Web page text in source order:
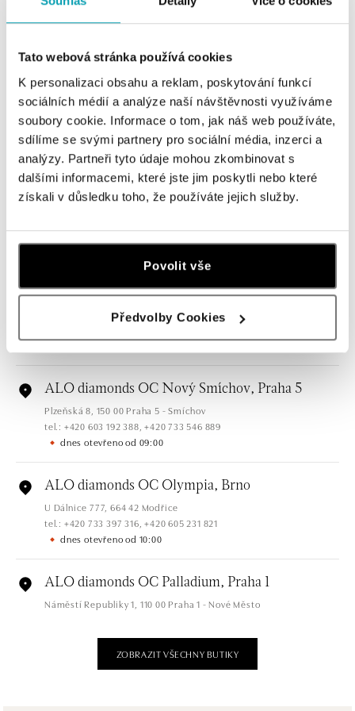
Tato webová stránka používá cookies
K personalizaci obsahu a reklam, poskytování funkcí
sociálních médií a analýze naší návštěvnosti využíváme
soubory cookie. Informace o tom, jak náš web používáte,
sdílíme se svými partnery pro sociální média, inzerci a
analýzy. Partneři tyto údaje mohou zkombinovat s
dalšími informacemi, které jste jim poskytli nebo které
získali v důsledku toho, že používáte jejich služby.
Povolit vše
Předvolby Cookies
Navštivte naše butiky
Všechny Česko Slovensko
ALO diamonds OC Forum Nová Karolina,
Ostrava
Jantarová 3344/4, 702 00 Ostrava-Moravská Ostrava
tel.: +420 603 166 013, +420 603 565 187
dnes otevřeno od 09:00
ALO diamonds OC Nový Smíchov, Praha 5
Plzeňská 8, 150 00 Praha 5 - Smíchov
tel.: +420 603 192 388, +420 733 546 889
dnes otevřeno od 09:00
ALO diamonds OC Olympia, Brno
U Dálnice 777, 664 42 Modřice
tel.: +420 733 397 316, +420 605 231 821
dnes otevřeno od 10:00
ALO diamonds OC Palladium, Praha 1
Náměstí Republiky 1, 110 00 Praha 1 - Nové Město
dnes otevřeno od 09:00
ZOBRAZIT VŠECHNY BUTIKY